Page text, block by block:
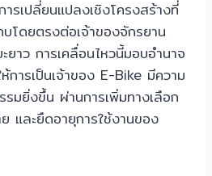
รเปลี่ยนแปลงเชิงโครงสร้างที่
โดยตรงต่อเจ้าของจักรยาน
ยาว การเคลื่อนไหวนี้มอบอำนาจ
การเป็นเจ้าของ E-Bike มีความ
มยิ่งขึ้น ผ่านการเพิ่มทางเลือก
และยืดอายุการใช้งานของ